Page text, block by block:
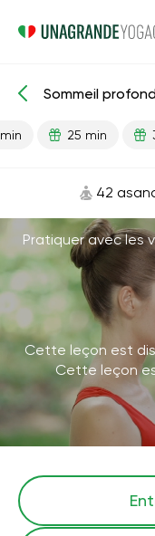
Leçons prêtes
Sommeil
25 min
42
Pratiquer avec les
Cette leçon est
Cette leçon